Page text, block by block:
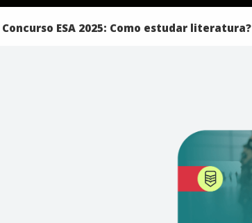
Concurso ESA 2025: Como estudar literatura?